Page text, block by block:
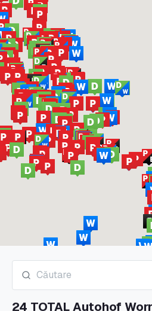
24 TOTAL Autohof